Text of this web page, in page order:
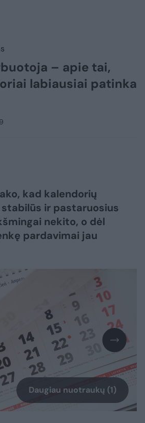
– apie tai,
labiausiai patinka
kad kalendorių
ir pastaruosius
nekito, o dėl
pardavimai jau
Daugiau nuotraukų (1)